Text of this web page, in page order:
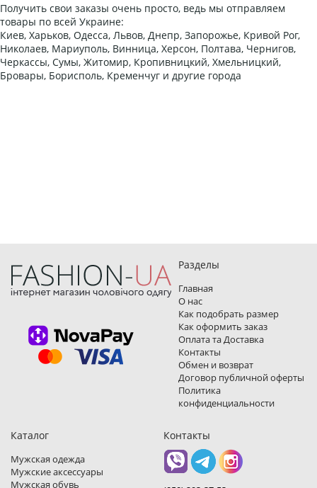
Получить свои заказы очень просто, ведь мы отправляем
товары по всей Украине:
Киев, Харьков, Одесса, Львов, Днепр, Запорожье, Кривой Рог,
Николаев, Мариуполь, Винница, Херсон, Полтава, Чернигов,
Черкассы, Сумы, Житомир, Кропивницкий, Хмельницкий,
Бровары, Борисполь, Кременчуг и другие города
Разделы
Главная
О нас
Как подобрать размер
Как оформить заказ
Оплата та Доставка
Контакты
Обмен и возврат
Договор публичной оферты
Политика
конфиденциальности
Каталог
Мужская одежда
Мужские аксессуары
Мужская обувь
Контакты